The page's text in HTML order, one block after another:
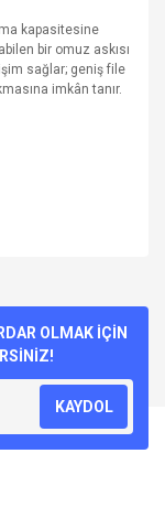
kapasitesine
bir omuz askısı
sağlar; geniş file
imkân tanır.
OLMAK İÇİN
KAYDOL